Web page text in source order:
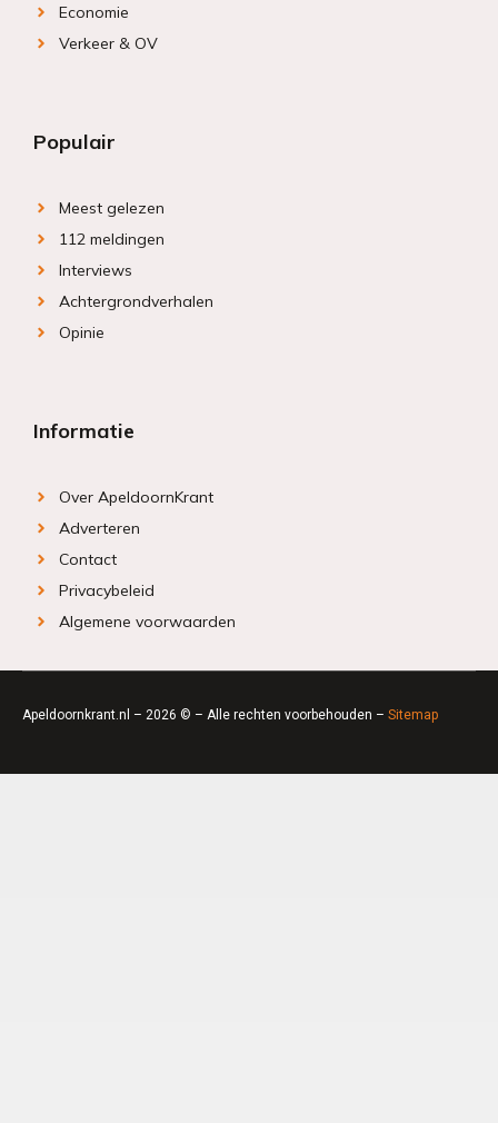
Economie
Verkeer & OV
Populair
Meest gelezen
112 meldingen
Interviews
Achtergrondverhalen
Opinie
Informatie
Over ApeldoornKrant
Adverteren
Contact
Privacybeleid
Algemene voorwaarden
Apeldoornkrant.nl – 2026 © – Alle rechten voorbehouden – Sitemap